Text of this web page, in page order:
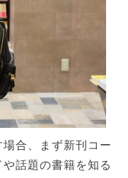
合、まず新刊コー
話題の書籍を知る